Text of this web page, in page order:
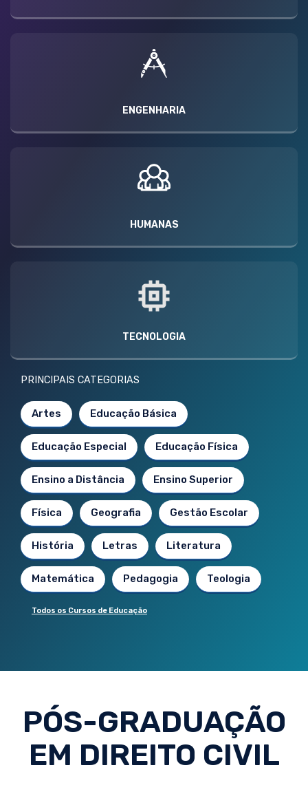
ENGENHARIA
HUMANAS
TECNOLOGIA
PRINCIPAIS CATEGORIAS
Artes Educação Básica
Educação Especial Educação Física
Ensino a Distância Ensino Superior
Física Geografia Gestão Escolar
História Letras Literatura
Matemática Pedagogia Teologia
Todos os Cursos de Educação
PÓS-GRADUAÇÃO
EM DIREITO CIVIL